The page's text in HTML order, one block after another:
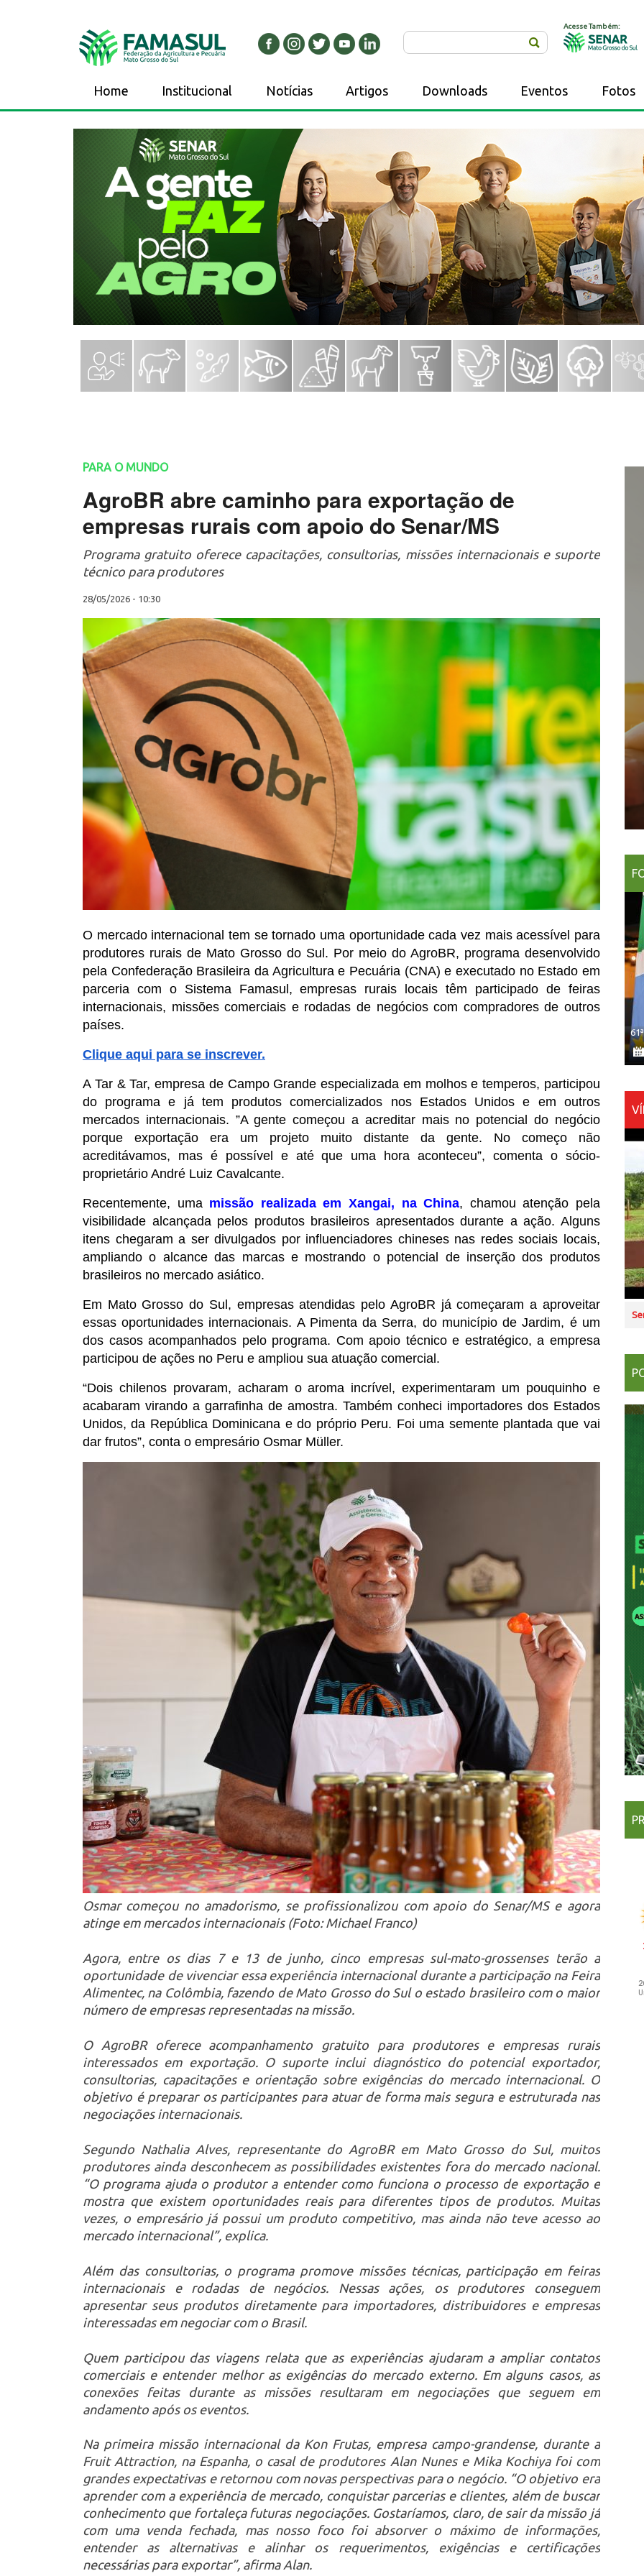
Acesse Também:
Home Institucional Notícias Artigos Downloads Eventos Fotos
PARA O MUNDO
AgroBR abre caminho para exportação de
empresas rurais com apoio do Senar/MS
Programa gratuito oferece capacitações, consultorias, missões internacionais e suporte
técnico para produtores
28/05/2026 - 10:30
O mercado internacional tem se tornado uma oportunidade cada vez mais acessível para
produtores rurais de Mato Grosso do Sul. Por meio do AgroBR, programa desenvolvido
pela Confederação Brasileira da Agricultura e Pecuária (CNA) e executado no Estado em
parceria com o Sistema Famasul, empresas rurais locais têm participado de feiras
internacionais, missões comerciais e rodadas de negócios com compradores de outros
países.
Clique aqui para se inscrever.
A Tar & Tar, empresa de Campo Grande especializada em molhos e temperos, participou
do programa e já tem produtos comercializados nos Estados Unidos e em outros
mercados internacionais. ”A gente começou a acreditar mais no potencial do negócio
porque exportação era um projeto muito distante da gente. No começo não
acreditávamos, mas é possível e até que uma hora aconteceu”, comenta o sócio-
proprietário André Luiz Cavalcante.
Recentemente, uma missão realizada em Xangai, na China, chamou atenção pela
visibilidade alcançada pelos produtos brasileiros apresentados durante a ação. Alguns
itens chegaram a ser divulgados por influenciadores chineses nas redes sociais locais,
ampliando o alcance das marcas e mostrando o potencial de inserção dos produtos
brasileiros no mercado asiático.
Em Mato Grosso do Sul, empresas atendidas pelo AgroBR já começaram a aproveitar
essas oportunidades internacionais. A Pimenta da Serra, do município de Jardim, é um
dos casos acompanhados pelo programa. Com apoio técnico e estratégico, a empresa
participou de ações no Peru e ampliou sua atuação comercial.
“Dois chilenos provaram, acharam o aroma incrível, experimentaram um pouquinho e
acabaram virando a garrafinha de amostra. Também conheci importadores dos Estados
Unidos, da República Dominicana e do próprio Peru. Foi uma semente plantada que vai
dar frutos”, conta o empresário Osmar Müller.
Osmar começou no amadorismo, se profissionalizou com apoio do Senar/MS e agora
atinge em mercados internacionais (Foto: Michael Franco)
Agora, entre os dias 7 e 13 de junho, cinco empresas sul-mato-grossenses terão a
oportunidade de vivenciar essa experiência internacional durante a participação na Feira
Alimentec, na Colômbia, fazendo de Mato Grosso do Sul o estado brasileiro com o maior
número de empresas representadas na missão.
O AgroBR oferece acompanhamento gratuito para produtores e empresas rurais
interessados em exportação. O suporte inclui diagnóstico do potencial exportador,
consultorias, capacitações e orientação sobre exigências do mercado internacional. O
objetivo é preparar os participantes para atuar de forma mais segura e estruturada nas
negociações internacionais.
Segundo Nathalia Alves, representante do AgroBR em Mato Grosso do Sul, muitos
produtores ainda desconhecem as possibilidades existentes fora do mercado nacional.
“O programa ajuda o produtor a entender como funciona o processo de exportação e
mostra que existem oportunidades reais para diferentes tipos de produtos. Muitas
vezes, o empresário já possui um produto competitivo, mas ainda não teve acesso ao
mercado internacional”, explica.
Além das consultorias, o programa promove missões técnicas, participação em feiras
internacionais e rodadas de negócios. Nessas ações, os produtores conseguem
apresentar seus produtos diretamente para importadores, distribuidores e empresas
interessadas em negociar com o Brasil.
Quem participou das viagens relata que as experiências ajudaram a ampliar contatos
comerciais e entender melhor as exigências do mercado externo. Em alguns casos, as
conexões feitas durante as missões resultaram em negociações que seguem em
andamento após os eventos.
Na primeira missão internacional da Kon Frutas, empresa campo-grandense, durante a
Fruit Attraction, na Espanha, o casal de produtores Alan Nunes e Mika Kochiya foi com
grandes expectativas e retornou com novas perspectivas para o negócio. “O objetivo era
aprender com a experiência de mercado, conquistar parcerias e clientes, além de buscar
conhecimento que fortaleça futuras negociações. Gostaríamos, claro, de sair da missão já
com uma venda fechada, mas nosso foco foi absorver o máximo de informações,
entender as alternativas e alinhar os requerimentos, exigências e certificações
necessárias para exportar”, afirma Alan.